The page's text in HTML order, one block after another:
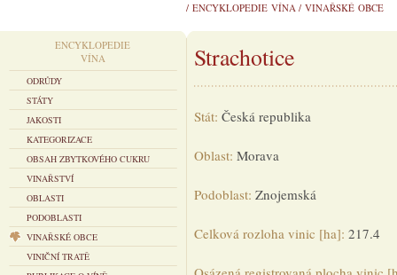
/ ENCYKLOPEDIE VÍNA / VINAŘSKÉ OBCE
ENCYKLOPEDIE
VÍNA
ODRŮDY
STÁTY
JAKOSTI
KATEGORIZACE
OBSAH ZBYTKOVÉHO CUKRU
VINAŘSTVÍ
OBLASTI
PODOBLASTI
VINAŘSKÉ OBCE
VINIČNÍ TRATĚ
Strachotice
Stát: Česká republika
Oblast: Morava
Podoblast: Znojemská
Celková rozloha vinic [ha]: 217.4